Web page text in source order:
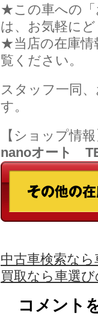
★この車への「
は、お気軽に
★当店の在庫情
覧ください。
スタッフ一同
す。
【ショップ情
nanoオート
中古車検索な
買取なら車選
コメント